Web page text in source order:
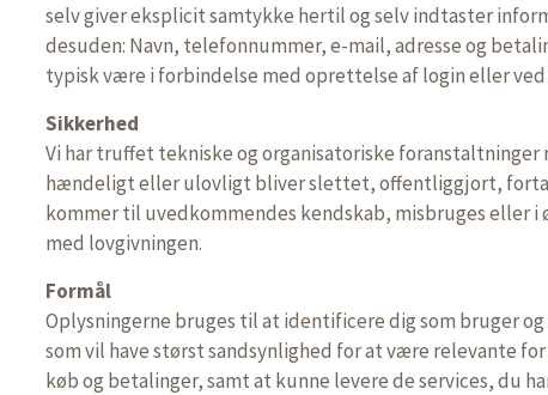
selv giver eksplicit samtykke hertil og selv indtaster
desuden: Navn, telefonnummer, e-mail, adresse og
typisk være i forbindelse med oprettelse af login eller ved
Sikkerhed
Vi har truffet tekniske og organisatoriske foranstaltninger
hændeligt eller ulovligt bliver slettet, offentliggjort,
kommer til uvedkommendes kendskab, misbruges eller i
med lovgivningen.
Formål
Oplysningerne bruges til at identificere dig som bruger og
som vil have størst sandsynlighed for at være relevante
køb og betalinger, samt at kunne levere de services, du